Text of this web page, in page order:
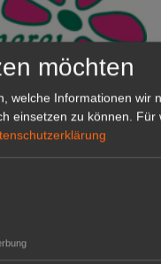
möchten
welche Informationen wir
einsetzen zu können.
Für